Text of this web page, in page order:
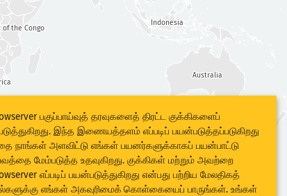
Indonesia
of the Congo
Australia
பகுப்பாய்வுத் தரவுகளைத் திரட்ட குக்கிகளைப்
இந்த இணையத்தளம் எப்படிப் பயன்படுத்தப்படுகிறது
நாங்கள் அளவிட்டு எங்கள் பயனர்களுக்காகப் பயன்பாட்டு
மேம்படுத்த உதவுகிறது. குக்கிகள் மற்றும் அவற்றை
எப்படிப் பயன்படுத்துகிறது என்பது பற்றிய மேலதிகத்
எங்கள் அகவுரிமைக் கொள்கையைப் பாருங்கள். உங்கள்